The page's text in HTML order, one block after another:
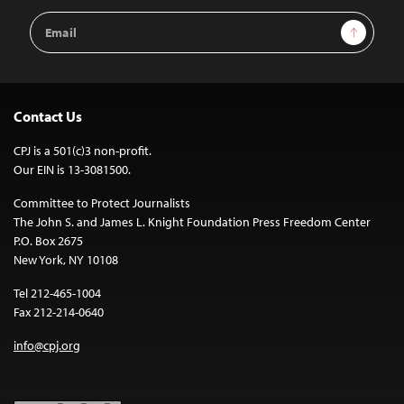
Email
Address
Sign Up
Contact Us
CPJ is a 501(c)3 non-profit.
Our EIN is 13-3081500.
Committee to Protect Journalists
The John S. and James L. Knight Foundation Press Freedom Center
P.O. Box 2675
New York, NY 10108
Tel 212-465-1004
Fax 212-214-0640
info@cpj.org